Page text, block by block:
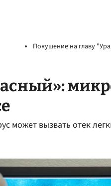
Покушение на главу
может вызвать отек